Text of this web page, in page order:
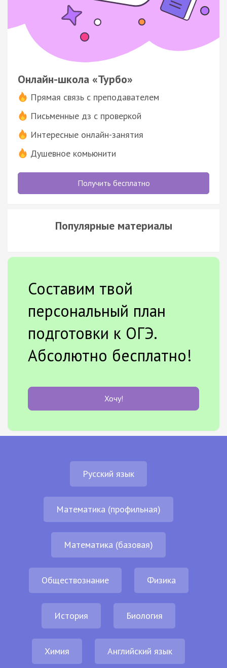
Онлайн-школа «Турбо»
Прямая связь с преподавателем
Письменные дз с проверкой
Интересные онлайн-занятия
Душевное комьюнити
Получить бесплатно
Популярные материалы
Составим твой
персональный план
подготовки к ОГЭ.
Абсолютно бесплатно!
Хочу!
Русский язык
Математика (профильная)
Математика (базовая)
Обществознание Физика
История Биология
Химия Английский язык